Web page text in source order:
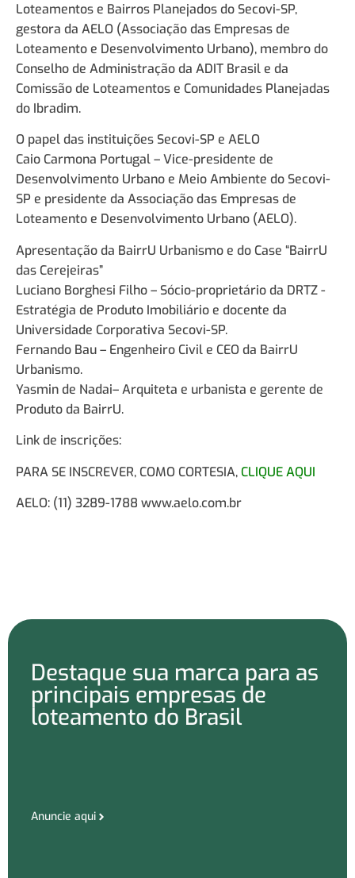
Loteamentos e Bairros Planejados do Secovi-SP,
gestora da AELO (Associação das Empresas de
Loteamento e Desenvolvimento Urbano), membro do
Conselho de Administração da ADIT Brasil e da
Comissão de Loteamentos e Comunidades Planejadas
do Ibradim.
O papel das instituições Secovi-SP e AELO
Caio Carmona Portugal – Vice-presidente de
Desenvolvimento Urbano e Meio Ambiente do Secovi-
SP e presidente da Associação das Empresas de
Loteamento e Desenvolvimento Urbano (AELO).
Apresentação da BairrU Urbanismo e do Case “BairrU
das Cerejeiras”
Luciano Borghesi Filho – Sócio-proprietário da DRTZ -
Estratégia de Produto Imobiliário e docente da
Universidade Corporativa Secovi-SP.
Fernando Bau – Engenheiro Civil e CEO da BairrU
Urbanismo.
Yasmin de Nadai– Arquiteta e urbanista e gerente de
Produto da BairrU.
Link de inscrições:
PARA SE INSCREVER, COMO CORTESIA,CLIQUE AQUI
AELO: (11) 3289-1788 www.aelo.com.br
Destaque sua marca para as
principais empresas de
loteamento do Brasil
Anuncie aqui